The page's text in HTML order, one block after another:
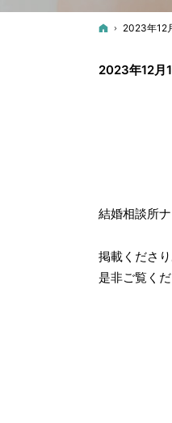
ホーム
2023年12
2023年12月
結婚相談所
掲載くださ
是非ご覧くだ